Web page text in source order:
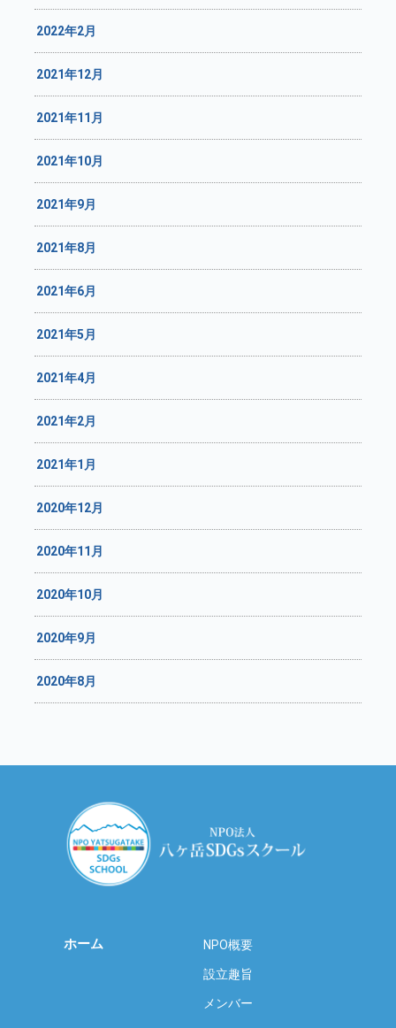
2022年2月
2021年12月
2021年11月
2021年10月
2021年9月
2021年8月
2021年6月
2021年5月
2021年4月
2021年2月
2021年1月
2020年12月
2020年11月
2020年10月
2020年9月
2020年8月
ホーム NPO概要
設立趣旨
メンバー